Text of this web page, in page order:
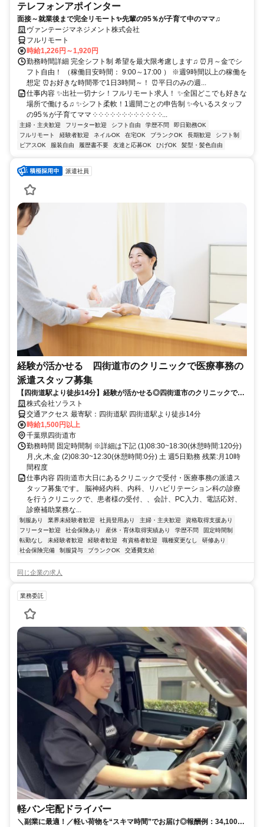
テレフォンアポインター
面接～就業後まで完全リモート✨先輩の95％が子育て中のママ♫
ヴァンテージマネジメント株式会社
フルリモート
時給1,226円～1,920円
勤務時間詳細 完全シフト制 希望を最大限考慮します♫ ⏰月～金でシ
フト自由！ （稼働目安時間： 9:00～17:00 ） ※週9時間以上の稼働を
想定 ⏰お好きな時間帯で1日3時間～！ ⏰平日のみの週...
仕事内容 ✨出社一切ナシ！フルリモート求人！ ✨全国どこでも好きな
場所で働ける♫ ✨シフト柔軟！1週間ごとの申告制 ✨今いるスタッフ
の95％が子育てママ ༶ ༶ ༶ ༶ ༶ ༶ ༶ ༶ ༶ ༶ ༶ ༶...
主婦・主夫歓迎 フリーター歓迎 シフト自由 学歴不問
即日勤務OK
フルリモート
経験者歓迎 ネイルOK 在宅OK ブランクOK 長期歓迎
シフト制
ピアスOK
服装自由 履歴書不要 友達と応募OK ひげOK 髪型・髪色自由
派遣社員
経験が活かせる 四街道市のクリニックで医療事務の
派遣スタッフ募集
【四街道駅より徒歩14分】経験が活かせる◎四街道市のクリニックで医
療事務の派遣スタッフ募集
株式会社ソラスト
交通アクセス 最寄駅：四街道駅 四街道駅より徒歩14分
時給1,500円以上
千葉県四街道市
勤務時間 固定時間制 ※詳細は下記 (1)08:30~18:30(休憩時間:120分)
月,火,木,金 (2)08:30~12:30(休憩時間:0分) 土 週5日勤務 残業:月10時
間程度
仕事内容 四街道市大日にあるクリニックで受付・医療事務の派遣ス
タッフ募集です。 脳神経内科、内科、リハビリテーション科の診療
を行うクリニックで、患者様の受付、、会計、PC入力、電話応対、
診療補助業務な...
制服あり 業界未経験者歓迎 社員登用あり 主婦・主夫歓迎
資格取得支援あり
フリーター歓迎
社会保険あり 産休・育休取得実績あり 学歴不問
固定時間制
転勤なし
未経験者歓迎 経験者歓迎 有資格者歓迎 職種変更なし
研修あり
社会保険完備
制服貸与 ブランクOK 交通費支給
同じ企業の求人
業務委託
軽バン宅配ドライバー
＼副業に最適！／軽い荷物を“スキマ時間”でお届け◎報酬例：34,100円/